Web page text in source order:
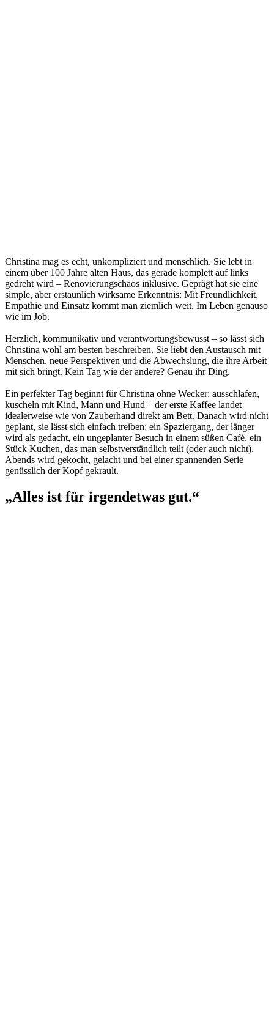
Christina mag es echt, unkompliziert und menschlich. Sie lebt in
einem über 100 Jahre alten Haus, das gerade komplett auf links
gedreht wird – Renovierungschaos inklusive. Geprägt hat sie eine
simple, aber erstaunlich wirksame Erkenntnis: Mit Freundlichkeit,
Empathie und Einsatz kommt man ziemlich weit. Im Leben genauso
wie im Job.
Herzlich, kommunikativ und verantwortungsbewusst – so lässt sich
Christina wohl am besten beschreiben. Sie liebt den Austausch mit
Menschen, neue Perspektiven und die Abwechslung, die ihre Arbeit
mit sich bringt. Kein Tag wie der andere? Genau ihr Ding.
Ein perfekter Tag beginnt für Christina ohne Wecker: ausschlafen,
kuscheln mit Kind, Mann und Hund – der erste Kaffee landet
idealerweise wie von Zauberhand direkt am Bett. Danach wird nicht
geplant, sie lässt sich einfach treiben: ein Spaziergang, der länger
wird als gedacht, ein ungeplanter Besuch in einem süßen Café, ein
Stück Kuchen, das man selbstverständlich teilt (oder auch nicht).
Abends wird gekocht, gelacht und bei einer spannenden Serie
genüsslich der Kopf gekrault.
„Alles ist für irgendetwas gut.“